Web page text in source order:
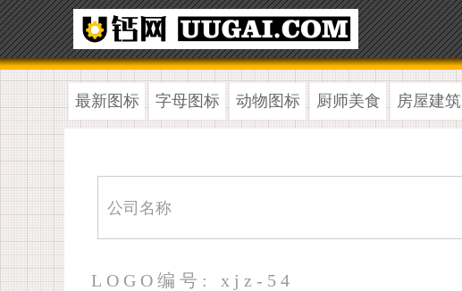
最新图标 字母图标 动物图标 厨师美食 房屋建筑
LOGO编号: xjz-54